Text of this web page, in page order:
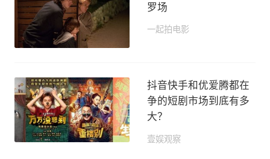
罗场
一起拍电影
抖音快手和优爱腾都在
争的短剧市场到底有多
大？
壹娱观察